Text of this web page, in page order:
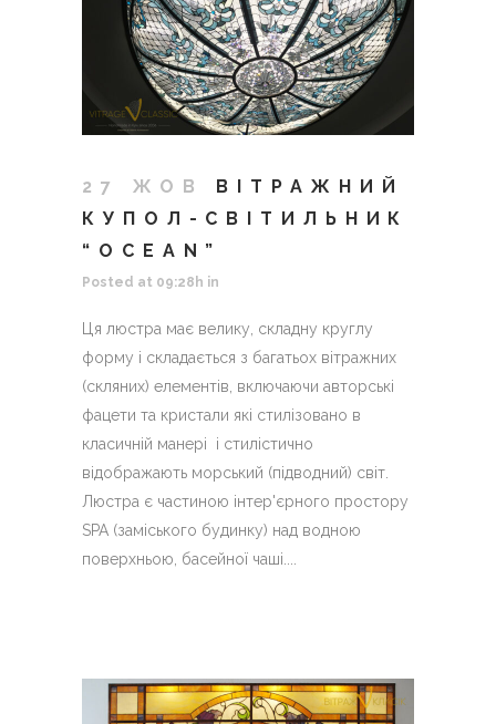
27 ЖОВ
ВІТРАЖНИЙ
КУПОЛ-СВІТИЛЬНИК
“OCEAN”
Posted at 09:28h in
Ця люстра має велику, складну круглу
форму і складається з багатьох вітражних
(скляних) елементів, включаючи авторські
фацети та кристали які стилізовано в
класичній манері і стилістично
відображають морський (підводний) світ.
Люстра є частиною інтер'єрного простору
SPA (заміського будинку) над водною
поверхньою, басейної чаші....